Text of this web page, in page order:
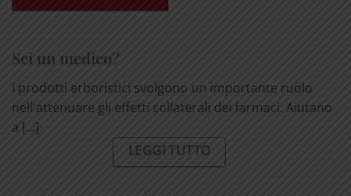
Sei un medico?
I prodotti erboristici svolgono un importante ruolo
nell'attenuare gli effetti collaterali dei farmaci. Aiutano
a [...]
LEGGI TUTTO